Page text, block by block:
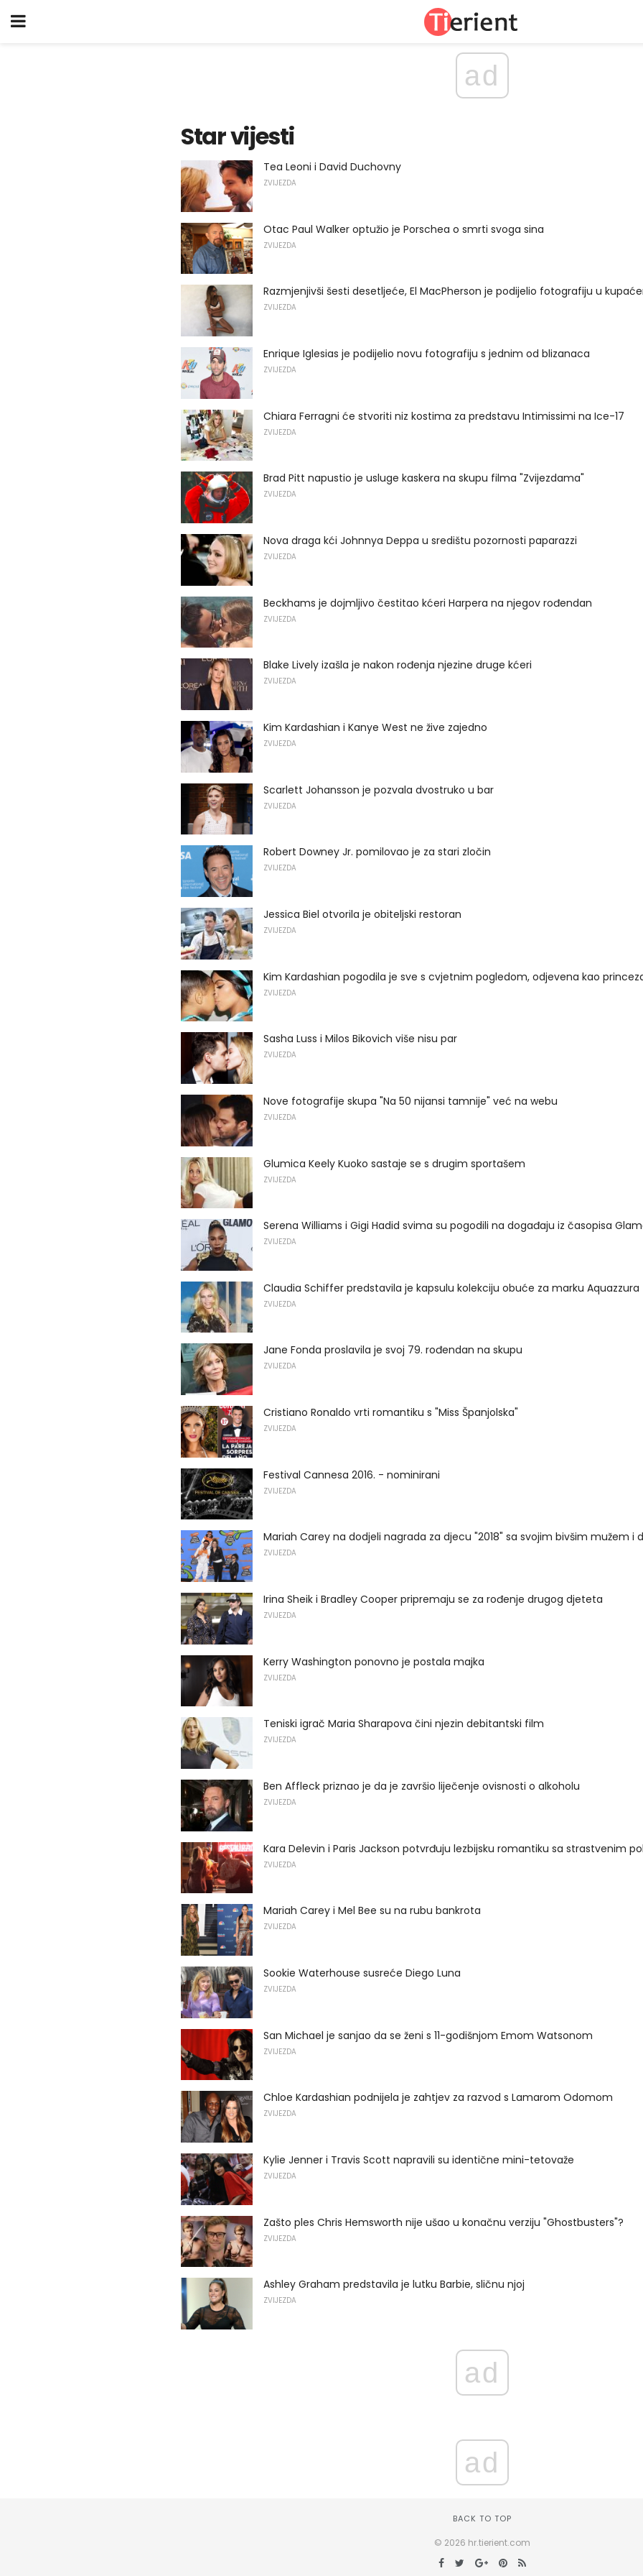
ad
Star vijesti
Tea Leoni i David Duchovny
ZVIJEZDA
Otac Paul Walker optužio je Porschea o smrti svoga sina
ZVIJEZDA
Razmjenjivši šesti desetljeće, El MacPherson je podijelio fotografiju u
ZVIJEZDA
Enrique Iglesias je podijelio novu fotografiju s jednim od blizanaca
ZVIJEZDA
Chiara Ferragni će stvoriti niz kostima za predstavu Intimissimi na Ice-17
ZVIJEZDA
Brad Pitt napustio je usluge kaskera na skupu filma "Zvijezdama"
ZVIJEZDA
Nova draga kći Johnnya Deppa u središtu pozornosti paparazzi
ZVIJEZDA
Beckhams je dojmljivo čestitao kćeri Harpera na njegov rođendan
ZVIJEZDA
Blake Lively izašla je nakon rođenja njezine druge kćeri
ZVIJEZDA
Kim Kardashian i Kanye West ne žive zajedno
ZVIJEZDA
Scarlett Johansson je pozvala dvostruko u bar
ZVIJEZDA
Robert Downey Jr. pomilovao je za stari zločin
ZVIJEZDA
Jessica Biel otvorila je obiteljski restoran
ZVIJEZDA
Kim Kardashian pogodila je sve s cvjetnim pogledom, odjevena kao
ZVIJEZDA
Sasha Luss i Milos Bikovich više nisu par
ZVIJEZDA
Nove fotografije skupa "Na 50 nijansi tamnije" već na webu
ZVIJEZDA
Glumica Keely Kuoko sastaje se s drugim sportašem
ZVIJEZDA
Serena Williams i Gigi Hadid svima su pogodili na događaju iz časopisa
ZVIJEZDA
Claudia Schiffer predstavila je kapsulu kolekciju obuće za marku Aquazzura
ZVIJEZDA
Jane Fonda proslavila je svoj 79. rođendan na skupu
ZVIJEZDA
Cristiano Ronaldo vrti romantiku s "Miss Španjolska"
ZVIJEZDA
Festival Cannesa 2016. - nominirani
ZVIJEZDA
Mariah Carey na dodjeli nagrada za djecu "2018" sa svojim bivšim mužem i
ZVIJEZDA
Irina Sheik i Bradley Cooper pripremaju se za rođenje drugog djeteta
ZVIJEZDA
Kerry Washington ponovno je postala majka
ZVIJEZDA
Teniski igrač Maria Sharapova čini njezin debitantski film
ZVIJEZDA
Ben Affleck priznao je da je završio liječenje ovisnosti o alkoholu
ZVIJEZDA
Kara Delevin i Paris Jackson potvrđuju lezbijsku romantiku sa strastvenim
ZVIJEZDA
Mariah Carey i Mel Bee su na rubu bankrota
ZVIJEZDA
Sookie Waterhouse susreće Diego Luna
ZVIJEZDA
San Michael je sanjao da se ženi s 11-godišnjom Emom Watsonom
ZVIJEZDA
Chloe Kardashian podnijela je zahtjev za razvod s Lamarom Odomom
ZVIJEZDA
Kylie Jenner i Travis Scott napravili su identične mini-tetovaže
ZVIJEZDA
Zašto ples Chris Hemsworth nije ušao u konačnu verziju "Ghostbusters"?
ZVIJEZDA
Ashley Graham predstavila je lutku Barbie, sličnu njoj
ZVIJEZDA
ad
ad
BACK TO TOP
© 2026 hr.tierient.com